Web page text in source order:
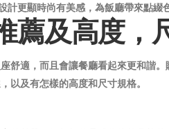
顯時尚有美感，為飯廳帶來點綴
薦及高度，
舒適，而且會讓餐廳看起來更和諧
以及有怎樣的高度和尺寸規格。